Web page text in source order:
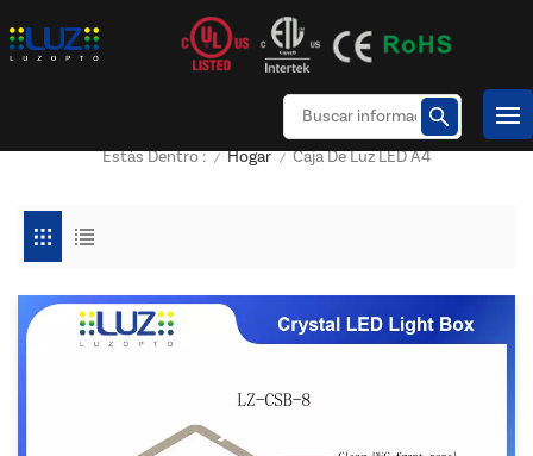
Estás Dentro : / Hogar / Caja De Luz LED A4